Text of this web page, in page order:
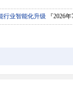
行业智能化升级 『2026